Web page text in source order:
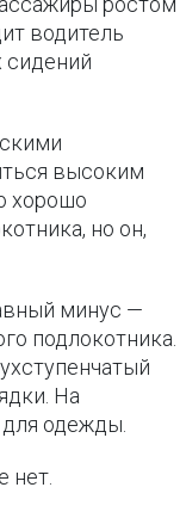
водитель
сидений
высоким
хорошо
но он,
минус —
подлокотника.
На
одежды.
нет.